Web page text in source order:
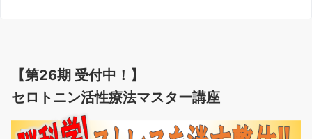
【第26期 受付中！】
セロトニン活性療法マスター講座